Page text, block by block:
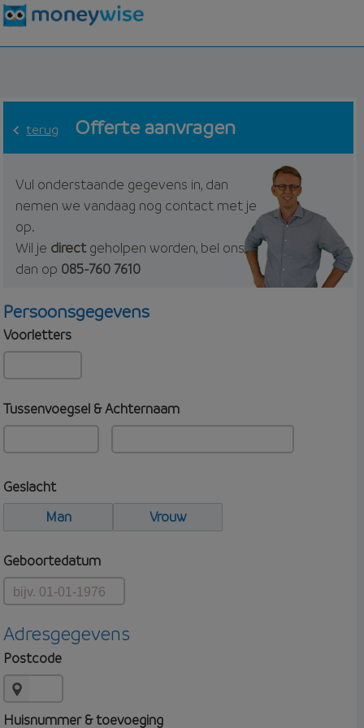
terug Offerte aanvragen
Vul onderstaande gegevens in, dan
nemen we vandaag nog contact met je
op.
Wil je directgeholpen worden, bel ons
dan op 085-760 7610
Persoonsgegevens
Voorletters
Tussenvoegsel & Achternaam
Geslacht
Man
Vrouw
Geboortedatum
Adresgegevens
Postcode
Huisnummer & toevoeging